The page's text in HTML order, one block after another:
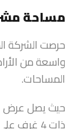
مساحة
حرصت الشركة
واسعة من
المساحات.